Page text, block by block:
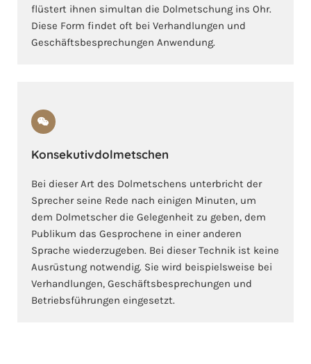
flüstert ihnen simultan die Dolmetschung ins Ohr.
Diese Form findet oft bei Verhandlungen und
Geschäftsbesprechungen Anwendung.
Konsekutivdolmetschen
Bei dieser Art des Dolmetschens unterbricht der
Sprecher seine Rede nach einigen Minuten, um
dem Dolmetscher die Gelegenheit zu geben, dem
Publikum das Gesprochene in einer anderen
Sprache wiederzugeben. Bei dieser Technik ist keine
Ausrüstung notwendig. Sie wird beispielsweise bei
Verhandlungen, Geschäftsbesprechungen und
Betriebsführungen eingesetzt.